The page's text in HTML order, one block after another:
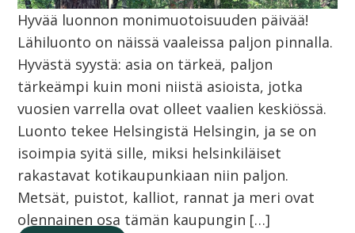
Hyvää luonnon monimuotoisuuden päivää!
Lähiluonto on näissä vaaleissa paljon pinnalla.
Hyvästä syystä: asia on tärkeä, paljon
tärkeämpi kuin moni niistä asioista, jotka
vuosien varrella ovat olleet vaalien keskiössä.
Luonto tekee Helsingistä Helsingin, ja se on
isoimpia syitä sille, miksi helsinkiläiset
rakastavat kotikaupunkiaan niin paljon.
Metsät, puistot, kalliot, rannat ja meri ovat
olennainen osa tämän kaupungin […]